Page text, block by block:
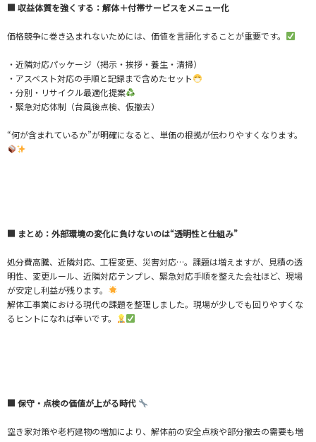
■ 収益体質を強くする：解体＋付帯サービスをメニュー化
価格競争に巻き込まれないためには、価値を言語化することが重要です。
・近隣対応パッケージ（掲示・挨拶・養生・清掃）
・アスベスト対応の手順と記録まで含めたセット
・分別・リサイクル最適化提案
・緊急対応体制（台風後点検、仮撤去）
“何が含まれているか”が明確になると、単価の根拠が伝わりやすくなります。
■ まとめ：外部環境の変化に負けないのは“透明性と仕組み”
処分費高騰、近隣対応、工程変更、災害対応…。課題は増えますが、見積の透
明性、変更ルール、近隣対応テンプレ、緊急対応手順を整えた会社ほど、現場
が安定し利益が残ります。
解体工事業における現代の課題を整理しました。現場が少しでも回りやすくな
るヒントになれば幸いです。
■ 保守・点検の価値が上がる時代
空き家対策や老朽建物の増加により、解体前の安全点検や部分撤去の需要も増